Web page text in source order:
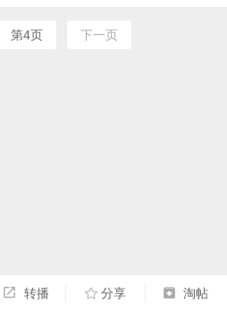
第4页 下一页
转播 分享 淘帖